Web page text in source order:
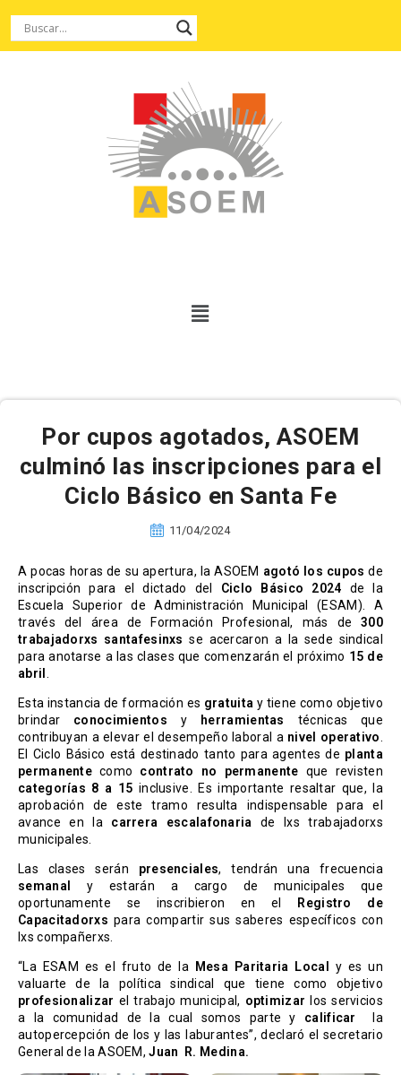
Por cupos agotados, ASOEM
culminó las inscripciones para el
Ciclo Básico en Santa Fe
11/04/2024
A pocas horas de su apertura, la ASOEM agotó los cupos de
inscripción para el dictado del Ciclo Básico 2024 de la
Escuela Superior de Administración Municipal (ESAM). A
través del área de Formación Profesional, más de300
trabajadorxs santafesinxs se acercaron a la sede sindical
para anotarse a las clases que comenzarán el próximo 15 de
abril .
Esta instancia de formación es gratuita y tiene como objetivo
brindar conocimientos y herramientas
técnicas que
contribuyan a elevar el desempeño laboral a nivel operativo.
El Ciclo Básico está destinado tanto para agentes de planta
permanente como contrato no permanente que revisten
categorías 8 a 15 inclusive. Es importante resaltar que, la
aprobación de este tramo resulta indispensable para el
avance en la carrera escalafonaria de lxs trabajadorxs
municipales.
Las clases serán presenciales, tendrán una frecuencia
semanal
y estarán a cargo de municipales que
oportunamente se inscribieron en el
Registro de
Capacitadorxs para compartir sus saberes específicos con
lxs compañerxs.
“La ESAM es el fruto de la Mesa Paritaria Local
y es un
valuarte de la política sindical que tiene como objetivo
profesionalizar el trabajo municipal, optimizar los servicios
a la comunidad de la cual somos parte y calificar
la
autopercepción de los y las laburantes”, declaró el secretario
General de la ASOEM,Juan R. Medina.